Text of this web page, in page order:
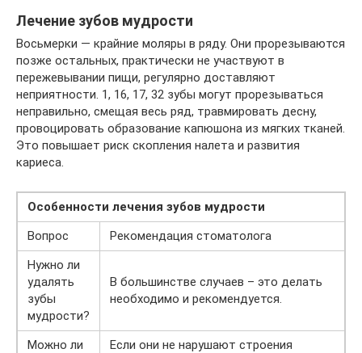
Лечение зубов мудрости
Восьмерки — крайние моляры в ряду. Они прорезываются
позже остальных, практически не участвуют в
пережевывании пищи, регулярно доставляют
неприятности. 1, 16, 17, 32 зубы могут прорезываться
неправильно, смещая весь ряд, травмировать десну,
провоцировать образование капюшона из мягких тканей.
Это повышает риск скопления налета и развития
кариеса.
Особенности лечения зубов мудрости
Вопрос
Рекомендация стоматолога
Нужно ли
удалять
зубы
мудрости?
В большинстве случаев – это делать
необходимо и рекомендуется.
Можно ли
Если они не нарушают строения